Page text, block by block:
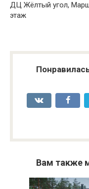
ДЦ Жёлтый угол,
этаж
Вам также